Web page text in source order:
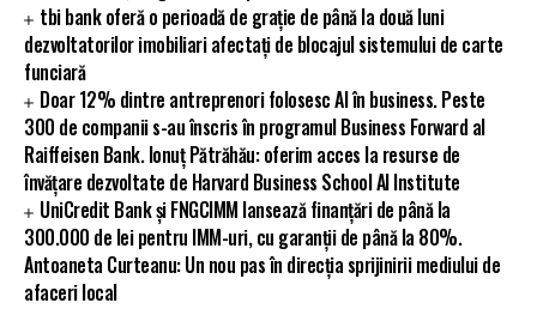
tbi bank oferă o perioadă de grație de până la două luni
dezvoltatorilor imobiliari afectați de blocajul sistemului de carte
funciară
Doar 12% dintre antreprenori folosesc AI în business. Peste
300 de companii s-au înscris în programul Business Forward al
Raiffeisen Bank. Ionuț Pătrăhău: oferim acces la resurse de
învățare dezvoltate de Harvard Business School AI Institute
UniCredit Bank și FNGCIMM lansează finanțări de până la
300.000 de lei pentru IMM-uri, cu garanții de până la 80%.
Antoaneta Curteanu: Un nou pas în direcția sprijinirii mediului de
afaceri local